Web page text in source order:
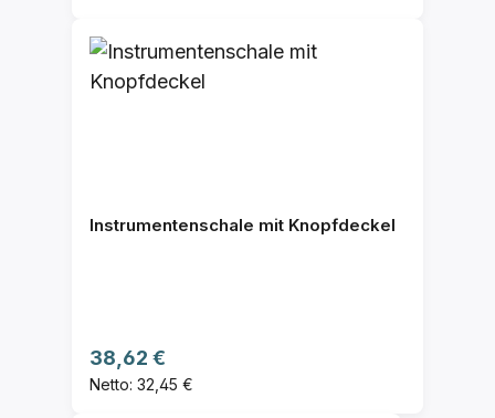
Instrumentenschale mit Knopfdeckel
Regulärer Preis:
38,62 €
Netto: 32,45 €